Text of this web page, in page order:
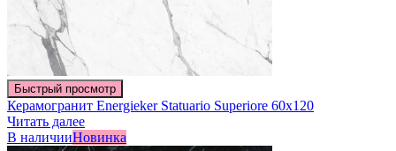
Быстрый просмотр
Керамогранит Energieker Statuario Superiore 60х120
Читать далее
В наличииНовинка